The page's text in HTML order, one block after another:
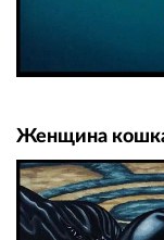
Женщина кошка